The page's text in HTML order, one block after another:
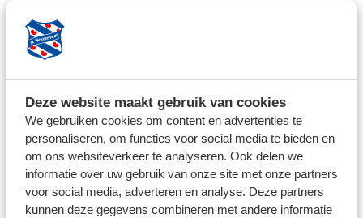
Deze website maakt gebruik van cookies
We gebruiken cookies om content en advertenties te
personaliseren, om functies voor social media te bieden en
om ons websiteverkeer te analyseren. Ook delen we
informatie over uw gebruik van onze site met onze partners
voor social media, adverteren en analyse. Deze partners
kunnen deze gegevens combineren met andere informatie
Heerenveen
Jeroen geven we onze staf een nieuwe impuls. Het is
belangrijk dat wij ons ook focussen op de individuele
ontwikkeling van spelers. Met de komst van Jeroen
hebben we de technische staf voor aankomend
seizoen rond."